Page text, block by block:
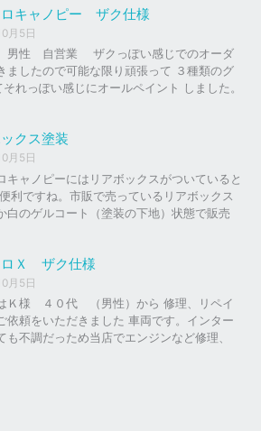
ロキャノピー ザク仕様
月5日
男性 自営業 ザクっぽい感じでのオーダ
ましたので可能な限り頑張って ３種類のグ
れっぽい感じにオールペイント しました。
クス塗装
月5日
キャノピーにはリアボックスがついていると
利ですね。市販で売っているリアボックス
白のゲルコート（塗装の下地）状態で販売
ロＸ ザク仕様
月5日
Ｋ様 ４０代 （男性）から 修理、リペイ
依頼をいただきました 車両です。インター
不調だっため当店でエンジンなど修理、